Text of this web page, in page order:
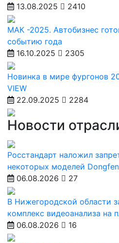
13.08.2025
2410
МАК -2025. Автобизнес
событию года
16.10.2025
2305
Новинка в мире фургонов
VIEW
22.09.2025
2284
Новости
Росстандарт наложил
некоторых моделей
06.08.2026
27
В Нижегородской области
комплекс видеоанализа на
06.08.2026
16